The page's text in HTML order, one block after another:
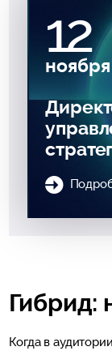
12
ноября
Гибрид:
Когда в